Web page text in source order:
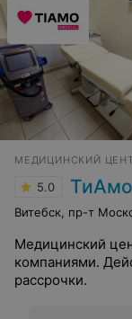
МЕДИЦИНСКИЙ
5.0 ТиАмо
Витебск, пр-т
Медицинский
компаниями.
рассрочки.